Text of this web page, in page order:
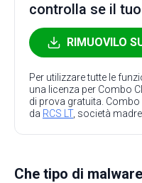
controlla se il
RIMUOVILO
Per utilizzare tutte le
una licenza per Combo
di prova gratuita. Combo
da RCS LT, società madre
Che tipo di